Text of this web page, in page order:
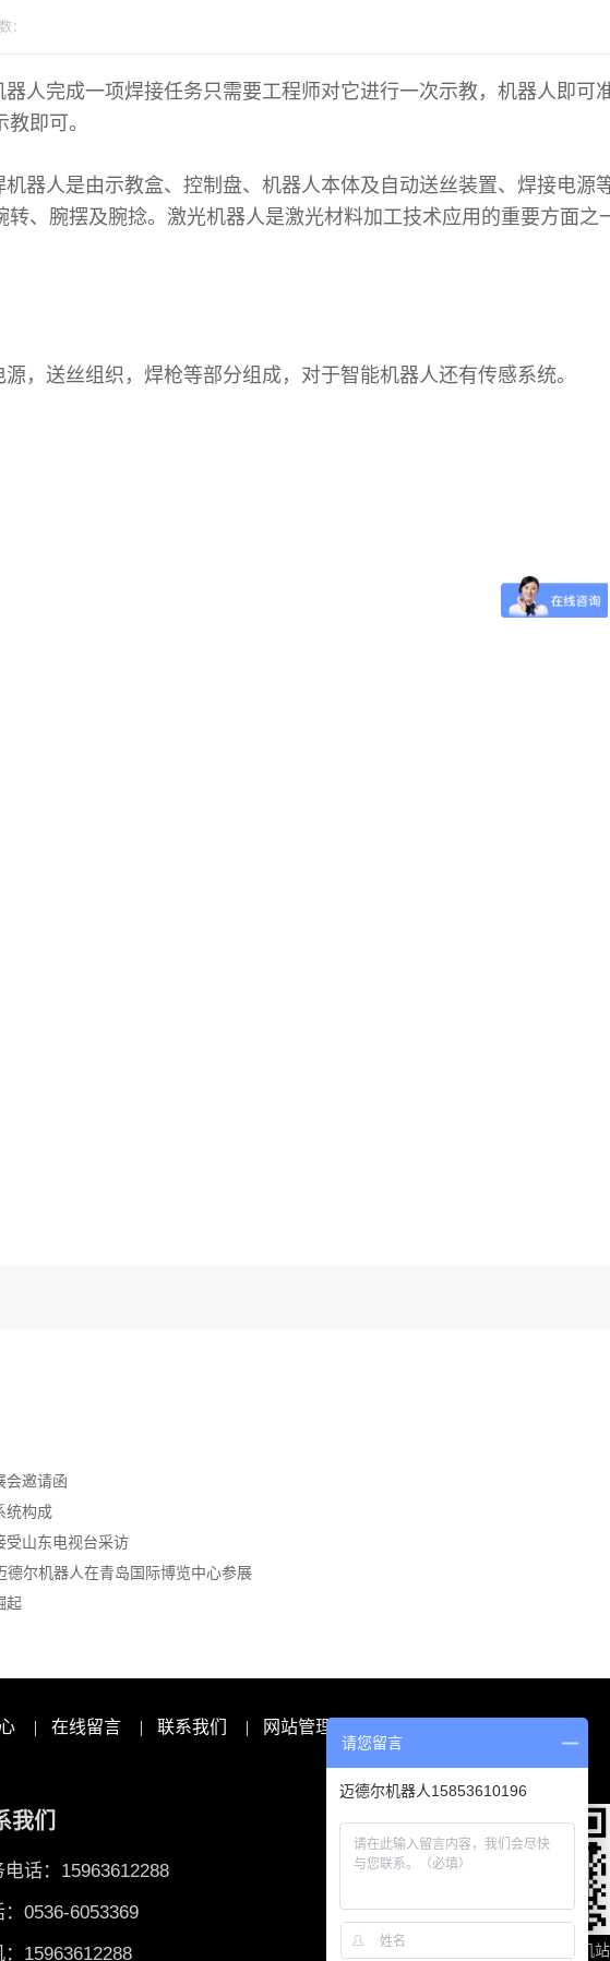
：
人完成一项焊接任务只需要工程师对它进行一次示教，机器人即可
即可。
器人是由示教盒、控制盘、机器人本体及自动送丝装置、焊接电源
、腕摆及腕捻。激光机器人是激光材料加工技术应用的重要方面之
，送丝组织，焊枪等部分组成，对于智能机器人还有传感系统。
会邀请函
统构成
受山东电视台采访
德尔机器人在青岛国际博览中心参展
起
| 在线留言 | 联系我们 | 网站管理
我们
电话：15963612288
：0536-6053369
：15963612288
扫一扫，查看手机站
请您留言
迈德尔机器人15853610196